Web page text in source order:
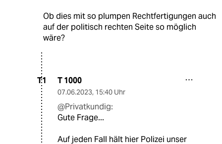
Ob dies mit so plumpen Rechtfertigungen auch
auf der politisch rechten Seite so möglich
wäre?
T1 T 1000
07.06.2023, 15:40 Uhr
@Privatkundig:
Gute Frage...
Auf jeden Fall hält hier Polizei unser